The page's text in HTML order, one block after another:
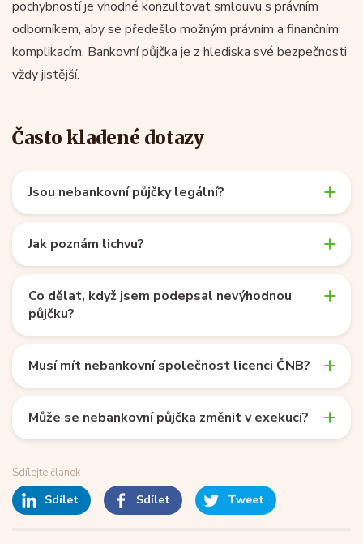
pochybností je vhodné konzultovat smlouvu s právním
odborníkem, aby se předešlo možným právním a finančním
komplikacím. Bankovní půjčka je z hlediska své bezpečnosti
vždy jistější.
Často kladené dotazy
Jsou nebankovní půjčky legální?
Jak poznám lichvu?
Co dělat, když jsem podepsal nevýhodnou
půjčku?
Musí mít nebankovní společnost licenci ČNB?
Může se nebankovní půjčka změnit v exekuci?
Sdílejte článek
Sdílet Sdílet Tweet